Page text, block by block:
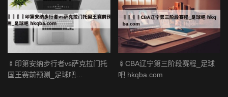
🍢印第安纳步行者vs萨克拉门托
国王赛前预测_足球吧
🍢CBA辽宁第三阶段赛程_足球
吧 hkqba.com